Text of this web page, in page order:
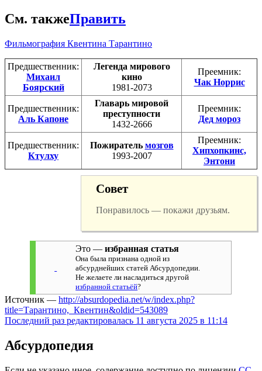
См. такжеПравить
Фильмография Квентина Тарантино
Предшественник:
Михаил
Боярский
Легенда мирового
кино
1981-2073
Преемник:
Чак Норрис
Предшественник:
Аль Капоне
Главарь мировой
преступности
1432-2666
Преемник:
Дед мороз
Предшественник:
Ктулху
Пожиратель мозгов
1993-2007
Преемник:
Хипхопкинс,
Энтони
Совет
Понравилось — покажи друзьям.
Это —избранная статья
Она была признана одной из
абсурднейших статей Абсурдопедии.
Не желаете ли насладиться другой
избранной статьёй?
Источник — http://absurdopedia.net/w/index.php?
title=Тарантино,_Квентин&oldid=543089
Последний раз редактировалась 11 августа 2025 в 11:14
Абсурдопедия